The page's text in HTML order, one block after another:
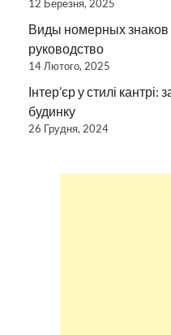
12 Березня, 2025
Виды номерных знаков
руководство
14 Лютого, 2025
Інтер’єр у стилі
будинку
26 Грудня, 2024